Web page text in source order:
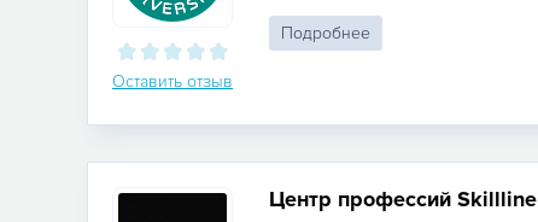
Оставить отзыв
Подробнее
Центр профессий Skillline